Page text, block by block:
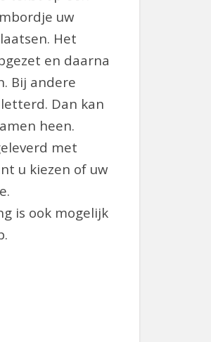
uw
Het
en daarna
Bij andere
Dan kan
heen.
met
u kiezen of uw
is ook mogelijk